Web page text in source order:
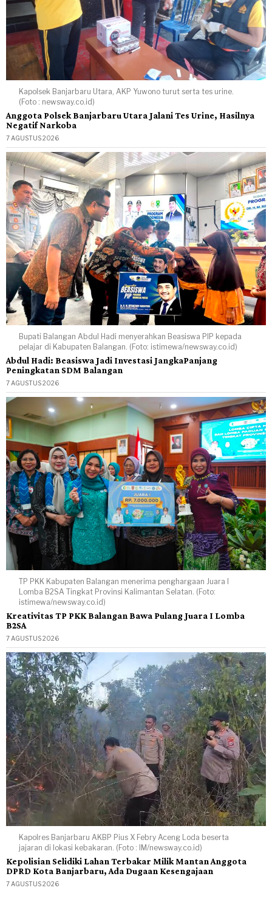
Kapolsek Banjarbaru Utara, AKP Yuwono turut serta tes urine.
(Foto : newsway.co.id)
Anggota Polsek Banjarbaru Utara Jalani Tes Urine, Hasilnya
Negatif Narkoba
7 AGUSTUS 2026
Bupati Balangan Abdul Hadi menyerahkan Beasiswa PIP kepada
pelajar di Kabupaten Balangan. (Foto: istimewa/newsway.co.id)
Abdul Hadi: Beasiswa Jadi Investasi JangkaPanjang
Peningkatan SDM Balangan
7 AGUSTUS 2026
TP PKK Kabupaten Balangan menerima penghargaan Juara I
Lomba B2SA Tingkat Provinsi Kalimantan Selatan. (Foto:
istimewa/newsway.co.id)
Kreativitas TP PKK Balangan Bawa Pulang Juara I Lomba
B2SA
7 AGUSTUS 2026
Kapolres Banjarbaru AKBP Pius X Febry Aceng Loda beserta
jajaran di lokasi kebakaran. (Foto : IM/newsway.co.id)
Kepolisian Selidiki Lahan Terbakar Milik Mantan Anggota
DPRD Kota Banjarbaru, Ada Dugaan Kesengajaan
7 AGUSTUS 2026